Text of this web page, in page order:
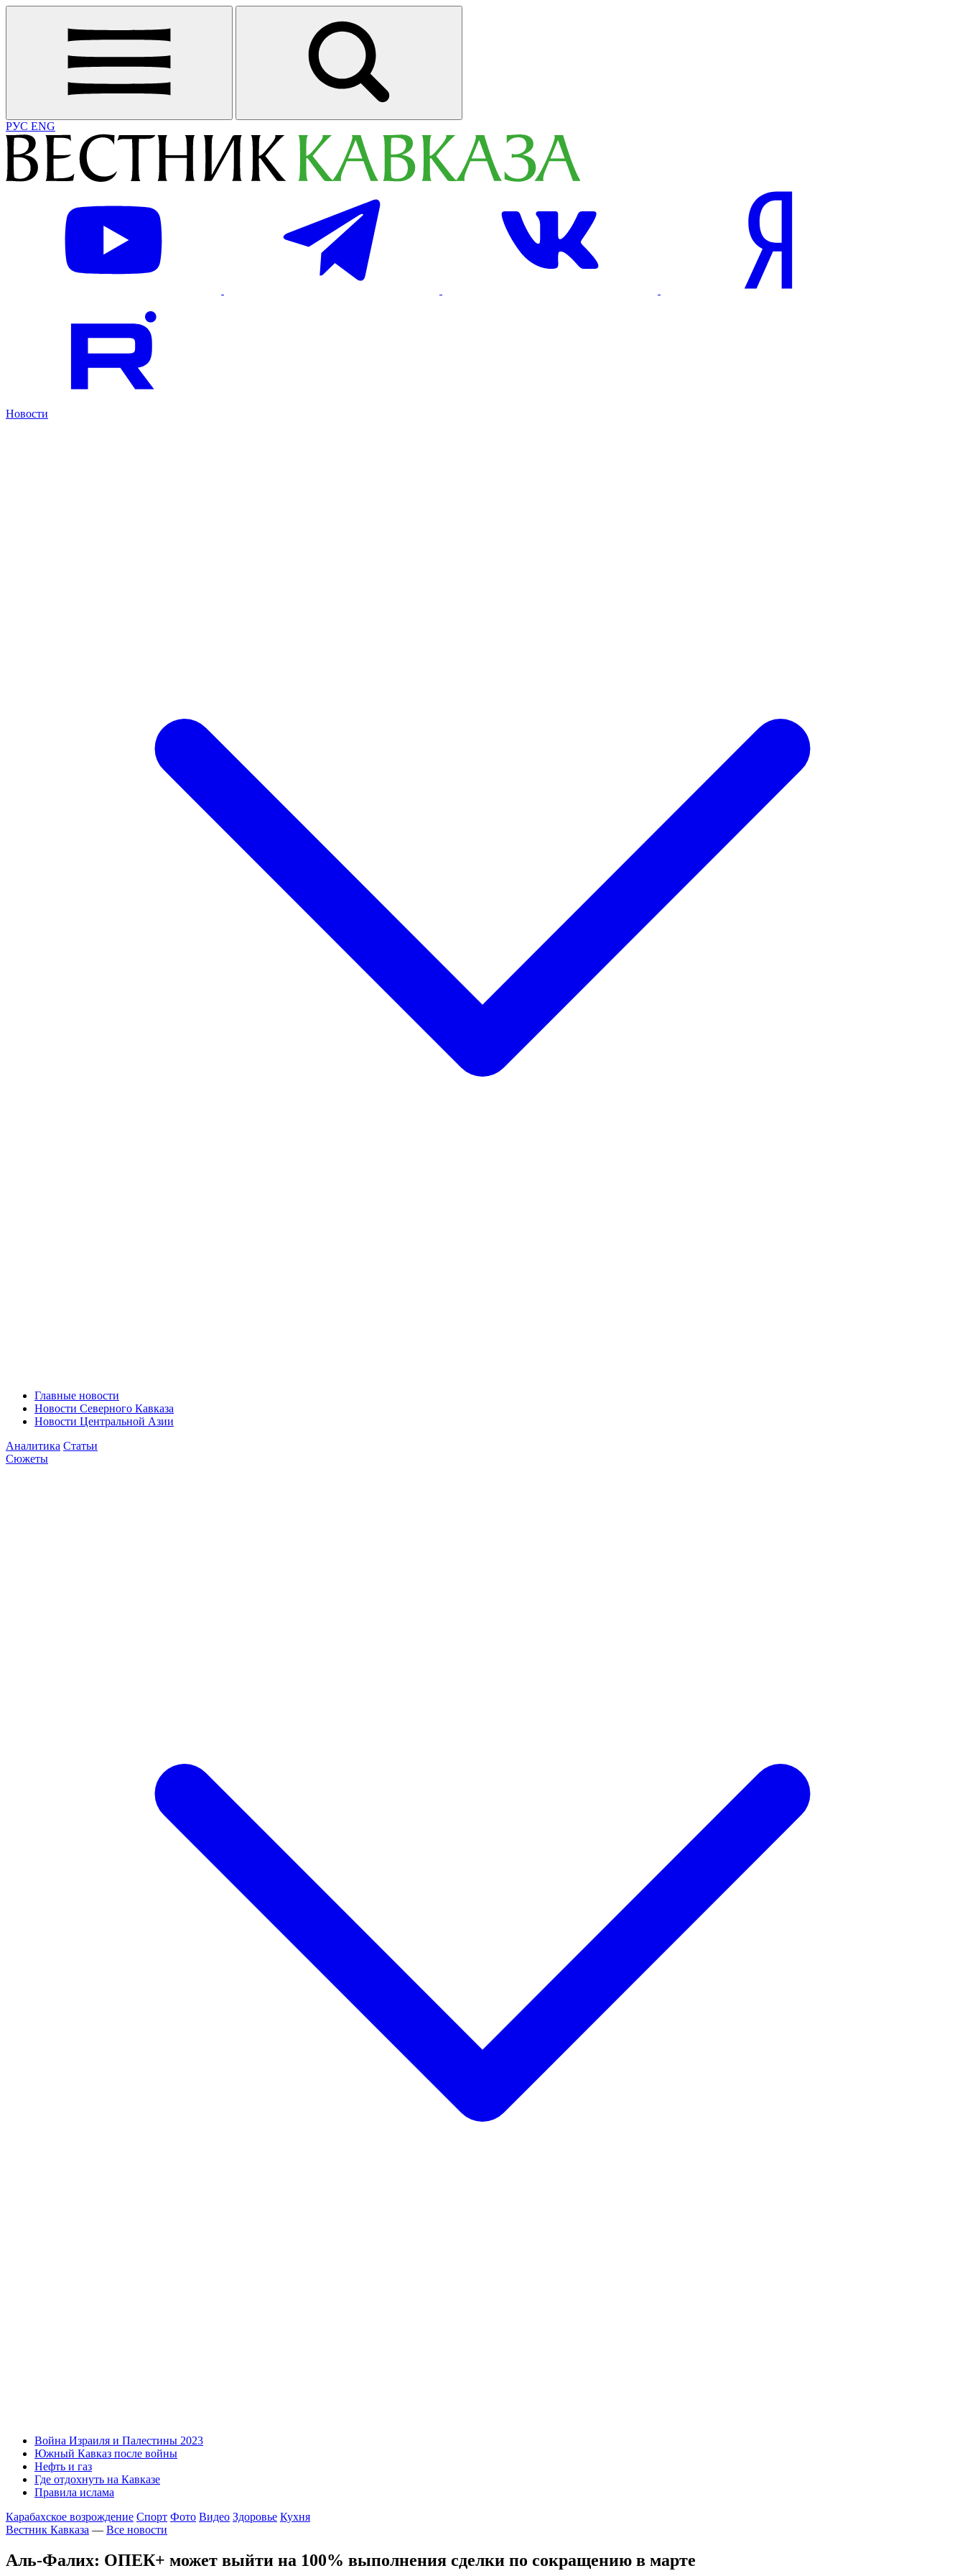
РУС ENG
Новости
Главные новости
Новости Северного Кавказа
Новости Центральной Азии
Аналитика Статьи
Сюжеты
Война Израиля и Палестины 2023
Южный Кавказ после войны
Нефть и газ
Где отдохнуть на Кавказе
Правила ислама
Карабахское возрождение Спорт Фото Видео Здоровье Кухня
Вестник Кавказа — Все новости
Аль-Фалих: ОПЕК+ может выйти на 100% выполнения сделки по сокращению в марте